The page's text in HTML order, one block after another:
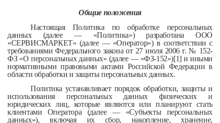
Общие положения
Настоящая Политика по обработке персональных
данных (далее — «Политика») разработана ООО
«СЕРВИСМАРКЕТ» (далее — «Оператор») в соответствии с
требованиями Федерального закона от 27 июля 2006 г. № 152-
ФЗ «О персональных данных» (далее — «ФЗ-152»)[1] и иными
нормативными правовыми актами Российской Федерации в
области обработки и защиты персональных данных.
Политика устанавливает порядок обработки, защиты и
использования персональных данных физических и
юридических лиц, которые являются или планируют стать
клиентами Оператора (далее — «Субъекты персональных
данных»), включая их сбор, накопление, хранение,